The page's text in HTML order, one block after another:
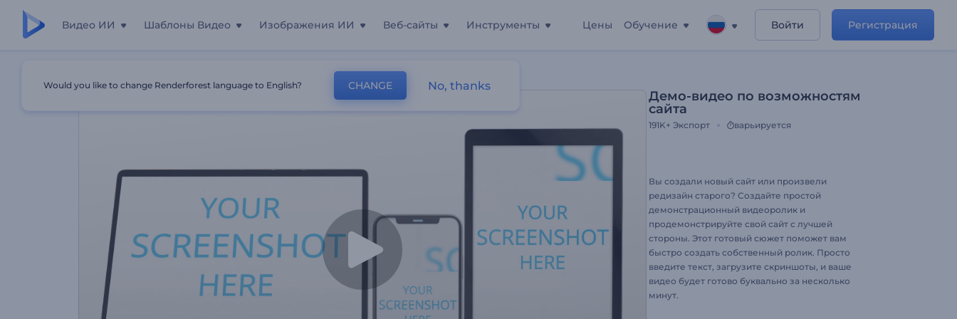
Видео ИИ Шаблоны Видео Изображения ИИ Веб-сайты Инструменты Цены Обучение Войти Регистрация
Демо-Видео По Возможностям Сайта
Демо-видео по возможностям
сайта
191K+ Экспорт варьируется
Вы создали новый сайт или произвели
редизайн старого? Создайте простой
демонстрационный видеоролик и
продемонстрируйте свой сайт с лучшей
стороны. Этот готовый сюжет поможет вам
быстро создать собственный ролик. Просто
введите текст, загрузите скриншоты, и ваше
видео будет готово буквально за несколько
минут.
Would you like to change Renderforest language to English? CHANGE No, thanks